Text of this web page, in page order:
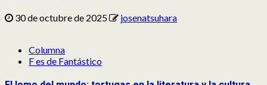
30 de octubre de 2025 josenatsuhara
Columna
F es de Fantástico